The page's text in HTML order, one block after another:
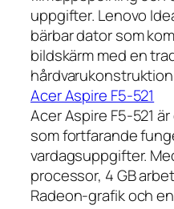
uppgifter. Lenovo
bärbar dator som
bildskärm med en
Acer Aspire F5-521
Acer Aspire F5-521
som fortfarande
vardagsuppgifter.
processor, 4 GB
Radeon-grafik och